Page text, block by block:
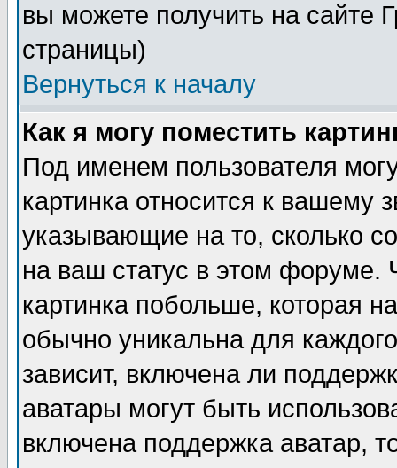
вы можете получить на сайте
страницы)
Вернуться к началу
Как я могу поместить
Под именем пользователя
картинка относится к вашему
указывающие на то, сколько
на ваш статус в этом форуме.
картинка побольше, которая
обычно уникальна для
зависит, включена ли
аватары могут быть
включена поддержка аватар,